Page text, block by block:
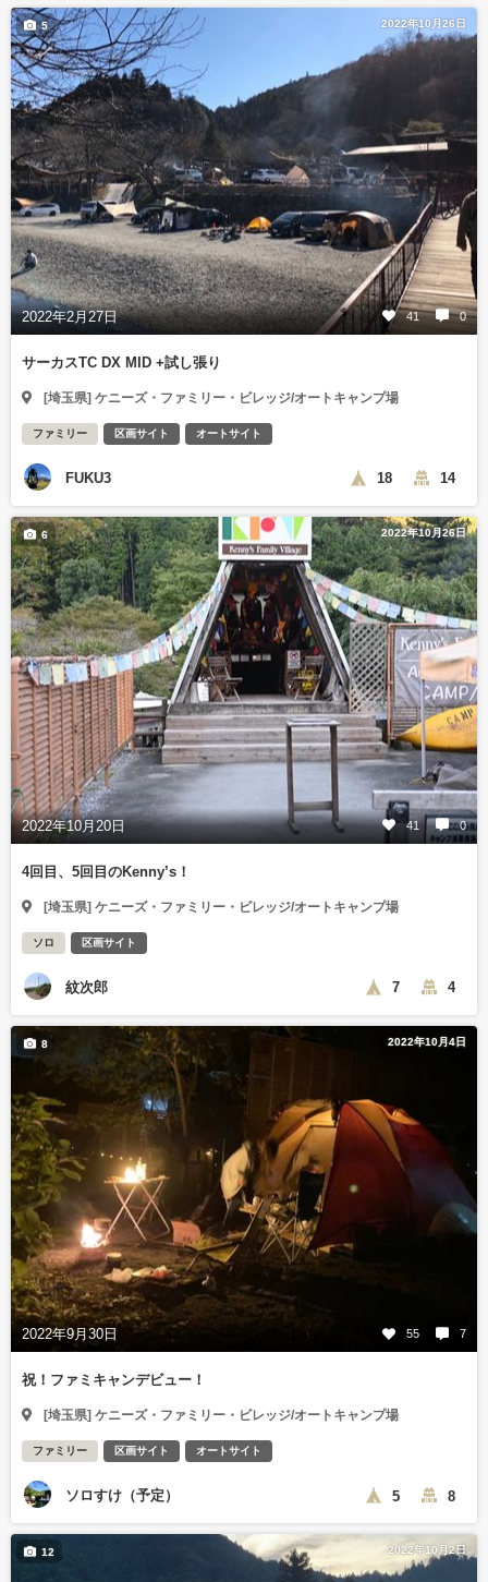
2022年10月26日
2022年2月27日 41 0
5
サーカスTC DX MID +試し張り
[埼玉県] ケニーズ・ファミリー・ビレッジ/オートキャンプ場
ファミリー 区画サイト オートサイト
FUKU3 18 14
2022年10月26日
2022年10月20日 41 0
6
4回目、5回目のKenny’s！
[埼玉県] ケニーズ・ファミリー・ビレッジ/オートキャンプ場
ソロ 区画サイト
紋次郎 7 4
2022年10月4日
2022年9月30日 55 7
8
祝！ファミキャンデビュー！
[埼玉県] ケニーズ・ファミリー・ビレッジ/オートキャンプ場
ファミリー 区画サイト オートサイト
ソロすけ（予定） 5 8
2022年10月2日
12